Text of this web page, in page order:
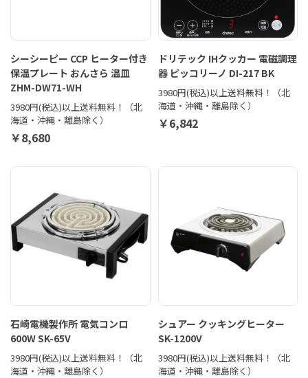
シーシーピー CCP ヒーター付き
保温プレート おんさら 温皿
ZHM-DW71-WH
3980円(税込)以上送料無料！（北
海道・沖縄・離島除く）
￥8,680
ドリテック IHクッカー 電磁調理
器 ピッコリーノ DI-217 BK
3980円(税込)以上送料無料！（北
海道・沖縄・離島除く）
￥6,842
石崎電機製作所 電気コンロ
600W SK-65V
3980円(税込)以上送料無料！（北
海道・沖縄・離島除く）
シュアー クッキングヒーター
SK-1200V
3980円(税込)以上送料無料！（北
海道・沖縄・離島除く）